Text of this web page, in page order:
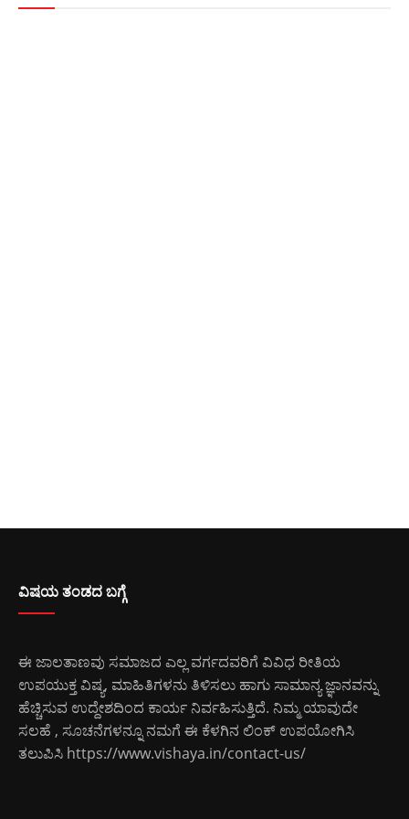
ವಿಷಯ ತಂಡದ ಬಗ್ಗೆ
ಈ ಜಾಲತಾಣವು ಸಮಾಜದ ಎಲ್ಲ ವರ್ಗದವರಿಗೆ ವಿವಿಧ ರೀತಿಯ
ಉಪಯುಕ್ತ ವಿಷ್ಯ, ಮಾಹಿತಿಗಳನು ತಿಳಿಸಲು ಹಾಗು ಸಾಮಾನ್ಯ ಜ್ಞಾನವನ್ನು
ಹೆಚ್ಚಿಸುವ ಉದ್ದೇಶದಿಂದ ಕಾರ್ಯ ನಿರ್ವಹಿಸುತ್ತಿದೆ. ನಿಮ್ಮ ಯಾವುದೇ
ಸಲಹೆ , ಸೂಚನೆಗಳನ್ನೂ ನಮಗೆ ಈ ಕೆಳಗಿನ ಲಿಂಕ್ ಉಪಯೋಗಿಸಿ
ತಲುಪಿಸಿ https://www.vishaya.in/contact-us/